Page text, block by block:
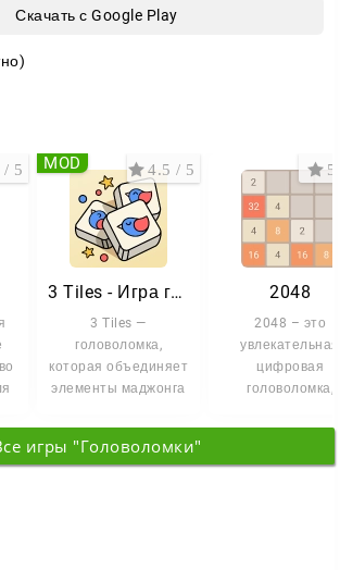
Скачать с Google Play
/ 5
3 Tiles - Игра головоломка
3 Tiles —
головоломка,
которая объединяет
элементы маджонга
совпадение
одинаковых
4.5 / 5
MOD
2048
2048 – это
увлекательная
цифровая
головоломка,
вам испытать
5
игры "Головоломки"